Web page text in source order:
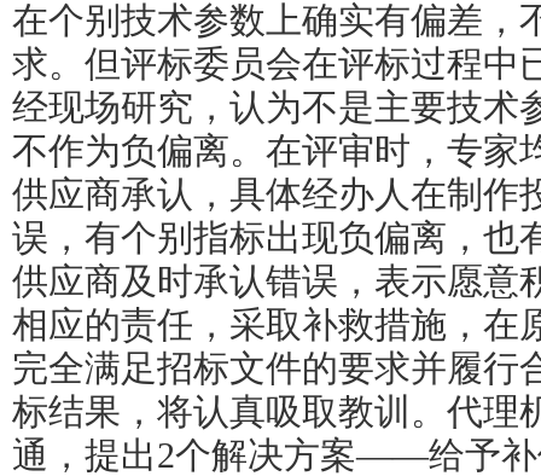
在个别技术参数上确实有偏差，
求。但评标委员会在评标过程中
经现场研究，认为不是主要技术
不作为负偏离。在评审时，专家
供应商承认，具体经办人在制作
误，有个别指标出现负偏离，也
供应商及时承认错误，表示愿意
相应的责任，采取补救措施，在
完全满足招标文件的要求并履行
标结果，将认真吸取教训。代理
通，提出2个解决方案——给予补